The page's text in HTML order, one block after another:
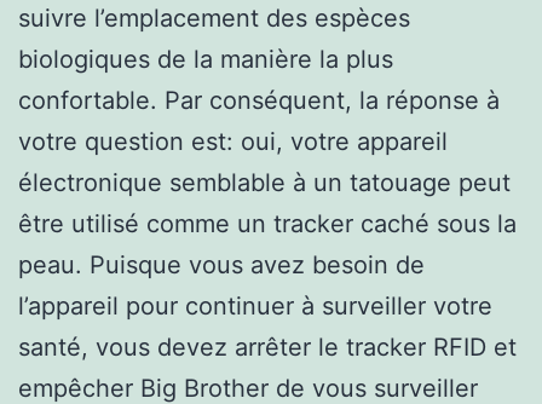
suivre l’emplacement des espèces
biologiques de la manière la plus
confortable. Par conséquent, la réponse à
votre question est: oui, votre appareil
électronique semblable à un tatouage peut
être utilisé comme un tracker caché sous la
peau. Puisque vous avez besoin de
l’appareil pour continuer à surveiller votre
santé, vous devez arrêter le tracker RFID et
empêcher Big Brother de vous surveiller